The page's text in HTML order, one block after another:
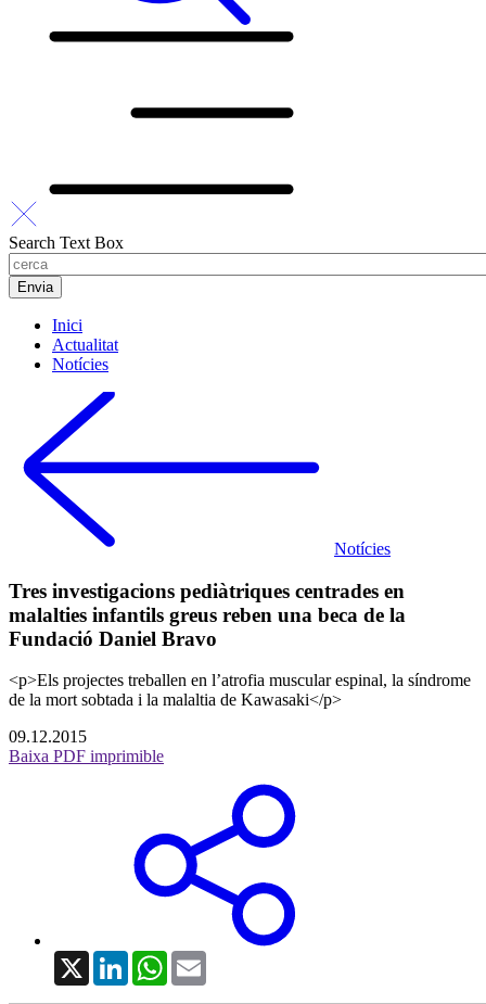
Search Text Box
Inici
Actualitat
Notícies
Notícies
Tres investigacions pediàtriques centrades en
malalties infantils greus reben una beca de la
Fundació Daniel Bravo
<p>Els projectes treballen en l’atrofia muscular espinal, la síndrome
de la mort sobtada i la malaltia de Kawasaki</p>
09.12.2015
Baixa PDF imprimible
X LinkedInWhatsApp